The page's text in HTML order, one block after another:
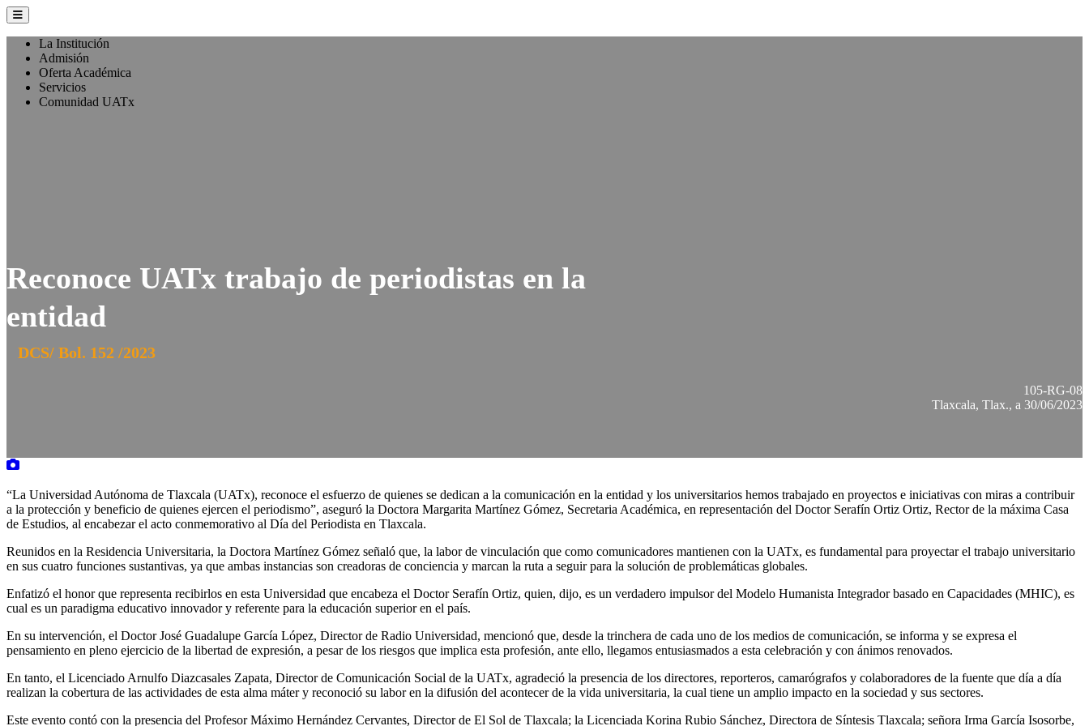
La Institución
Admisión
Oferta Académica
Servicios
Comunidad UATx
Reconoce UATx trabajo de periodistas en la
entidad
DCS/ Bol. 152 /2023
105-RG-08
Tlaxcala, Tlax., a 30/06/2023
“La Universidad Autónoma de Tlaxcala (UATx), reconoce el esfuerzo de quienes se dedican a la comunicación en la entidad y los universitarios hemos trabajado en proyectos e iniciativas con miras a contribuir
a la protección y beneficio de quienes ejercen el periodismo”, aseguró la Doctora Margarita Martínez Gómez, Secretaria Académica, en representación del Doctor Serafín Ortiz Ortiz, Rector de la máxima Casa
de Estudios, al encabezar el acto conmemorativo al Día del Periodista en Tlaxcala.
Reunidos en la Residencia Universitaria, la Doctora Martínez Gómez señaló que, la labor de vinculación que como comunicadores mantienen con la UATx, es fundamental para proyectar el trabajo universitario
en sus cuatro funciones sustantivas, ya que ambas instancias son creadoras de conciencia y marcan la ruta a seguir para la solución de problemáticas globales.
Enfatizó el honor que representa recibirlos en esta Universidad que encabeza el Doctor Serafín Ortiz, quien, dijo, es un verdadero impulsor del Modelo Humanista Integrador basado en Capacidades (MHIC), es
cual es un paradigma educativo innovador y referente para la educación superior en el país.
En su intervención, el Doctor José Guadalupe García López, Director de Radio Universidad, mencionó que, desde la trinchera de cada uno de los medios de comunicación, se informa y se expresa el
pensamiento en pleno ejercicio de la libertad de expresión, a pesar de los riesgos que implica esta profesión, ante ello, llegamos entusiasmados a esta celebración y con ánimos renovados.
En tanto, el Licenciado Arnulfo Diazcasales Zapata, Director de Comunicación Social de la UATx, agradeció la presencia de los directores, reporteros, camarógrafos y colaboradores de la fuente que día a día
realizan la cobertura de las actividades de esta alma máter y reconoció su labor en la difusión del acontecer de la vida universitaria, la cual tiene un amplio impacto en la sociedad y sus sectores.
Este evento contó con la presencia del Profesor Máximo Hernández Cervantes, Director de El Sol de Tlaxcala; la Licenciada Korina Rubio Sánchez, Directora de Síntesis Tlaxcala; señora Irma García Isosorbe,